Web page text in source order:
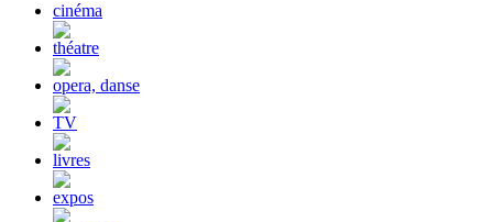
cinéma
théatre
opera, danse
TV
livres
expos